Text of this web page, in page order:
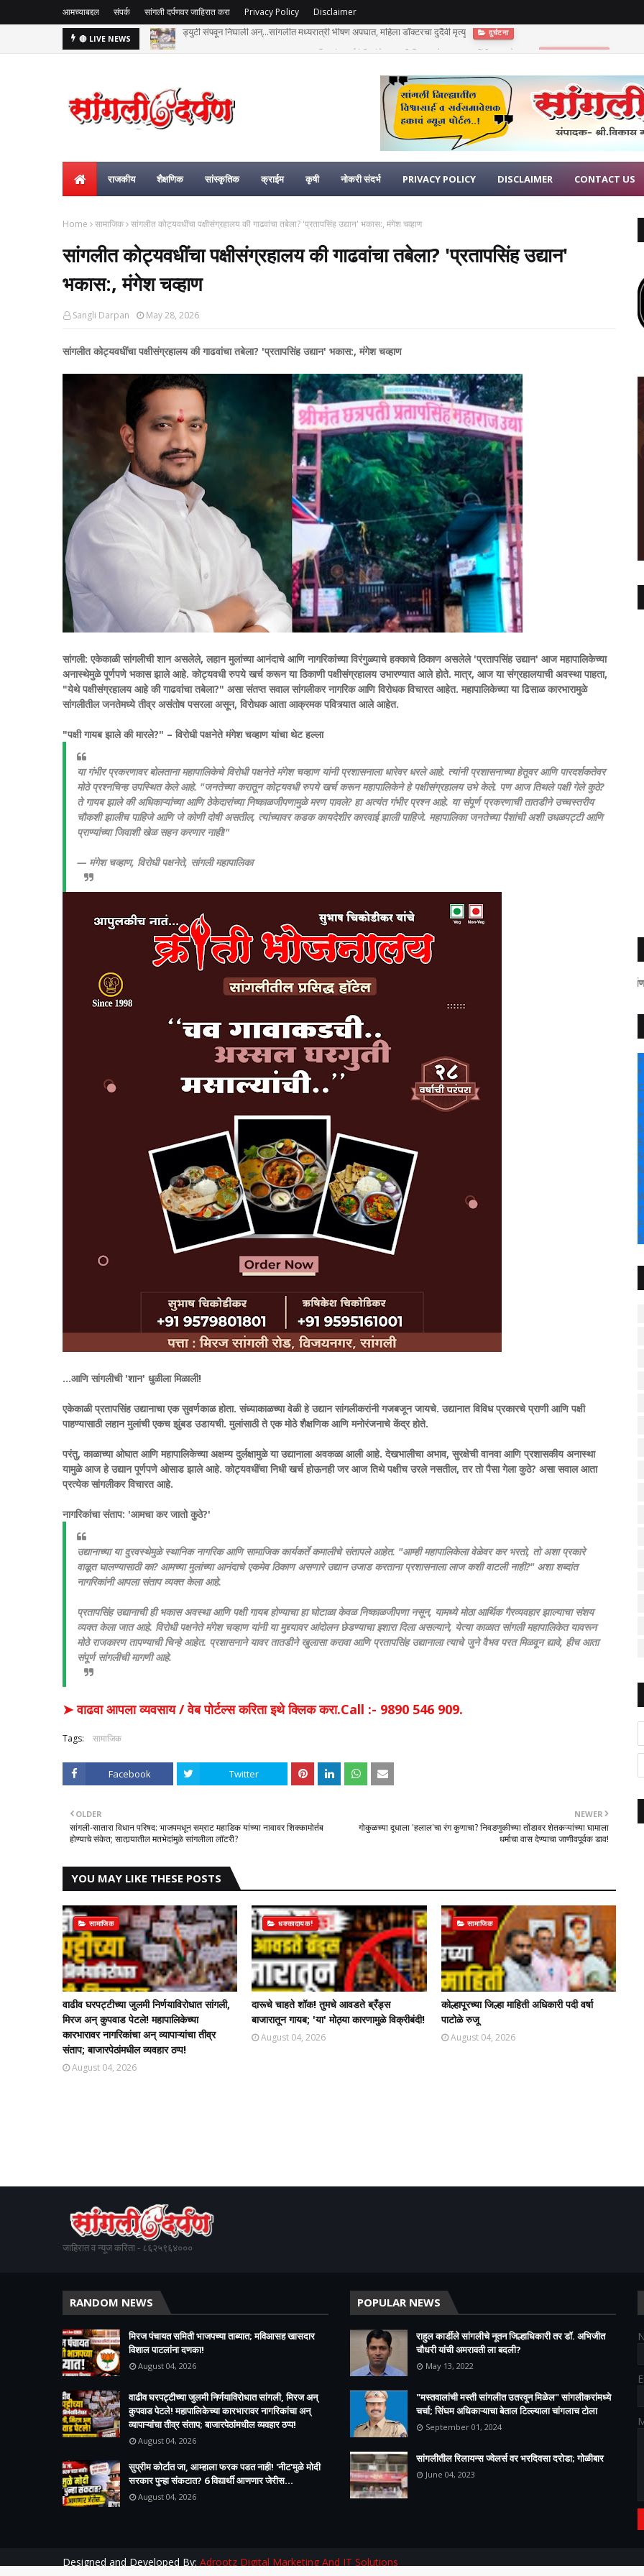
आमच्याबद्दल संपर्क सांगली दर्पणवर जाहिरात करा Privacy Policy Disclaimer
🔴 LIVE NEWS हसतमुख तरुण काळाच्या पडद्याआड: अक्षय विष्णुपंत सूर्यवंशी यांचे अकाली निधन; दोन लहान मुलींनी गमावले छत्र
राजकीय शैक्षणिक सांस्कृतिक क्राईम कृषी नोकरी संदर्भ PRIVACY POLICY DISCLAIMER CONTACT US
Home सामाजिक सांगलीत कोट्यवधींचा पक्षीसंग्रहालय की गाढवांचा तबेला? 'प्रतापसिंह उद्यान' भकास:, मंगेश चव्हाण
सांगलीत कोट्यवधींचा पक्षीसंग्रहालय की गाढवांचा तबेला? 'प्रतापसिंह उद्यान'
भकास:, मंगेश चव्हाण
Sangli Darpan May 28, 2026
सांगलीत कोट्यवधींचा पक्षीसंग्रहालय की गाढवांचा तबेला? 'प्रतापसिंह उद्यान' भकास:, मंगेश चव्हाण
​सांगली: एकेकाळी सांगलीची शान असलेले, लहान मुलांच्या आनंदाचे आणि नागरिकांच्या विरंगुळ्याचे हक्काचे ठिकाण असलेले 'प्रतापसिंह उद्यान' आज महापालिकेच्या
अनास्थेमुळे पूर्णपणे भकास झाले आहे. कोट्यवधी रुपये खर्च करून या ठिकाणी पक्षीसंग्रहालय उभारण्यात आले होते. मात्र, आज या संग्रहालयाची अवस्था पाहता,
"येथे पक्षीसंग्रहालय आहे की गाढवांचा तबेला?" असा संतप्त सवाल सांगलीकर नागरिक आणि विरोधक विचारत आहेत. ​महापालिकेच्या या ढिसाळ कारभारामुळे
सांगलीतील जनतेमध्ये तीव्र असंतोष पसरला असून, विरोधक आता आक्रमक पवित्र्यात आले आहेत.
​"पक्षी गायब झाले की मारले?" – विरोधी पक्षनेते मंगेश चव्हाण यांचा थेट हल्ला
या गंभीर प्रकरणावर बोलताना महापालिकेचे विरोधी पक्षनेते मंगेश चव्हाण यांनी प्रशासनाला धारेवर धरले आहे. त्यांनी प्रशासनाच्या हेतूवर आणि पारदर्शकतेवर
मोठे प्रश्नचिन्ह उपस्थित केले आहे. "जनतेच्या करातून कोट्यवधी रुपये खर्च करून महापालिकेने हे पक्षीसंग्रहालय उभे केले. पण आज तिथले पक्षी गेले कुठे?
ते गायब झाले की अधिकाऱ्यांच्या आणि ठेकेदारांच्या निष्काळजीपणामुळे मरण पावले? हा अत्यंत गंभीर प्रश्न आहे. या संपूर्ण प्रकरणाची तातडीने उच्चस्तरीय
चौकशी झालीच पाहिजे आणि जे कोणी दोषी असतील, त्यांच्यावर कडक कायदेशीर कारवाई झाली पाहिजे. महापालिका जनतेच्या पैशांची अशी उधळपट्टी आणि
प्राण्यांच्या जिवाशी खेळ सहन करणार नाही!"
— मंगेश चव्हाण, विरोधी पक्षनेते, सांगली महापालिका
​...आणि सांगलीची 'शान' धुळीला मिळाली!
​एकेकाळी प्रतापसिंह उद्यानाचा एक सुवर्णकाळ होता. संध्याकाळच्या वेळी हे उद्यान सांगलीकरांनी गजबजून जायचे. उद्यानात विविध प्रकारचे प्राणी आणि पक्षी
पाहण्यासाठी लहान मुलांची एकच झुंबड उडायची. मुलांसाठी ते एक मोठे शैक्षणिक आणि मनोरंजनाचे केंद्र होते.
​परंतु, काळाच्या ओघात आणि महापालिकेच्या अक्षम्य दुर्लक्षामुळे या उद्यानाला अवकळा आली आहे. देखभालीचा अभाव, सुरक्षेची वानवा आणि प्रशासकीय अनास्था
यामुळे आज हे उद्यान पूर्णपणे ओसाड झाले आहे. कोट्यवधींचा निधी खर्च होऊनही जर आज तिथे पक्षीच उरले नसतील, तर तो पैसा गेला कुठे? असा सवाल आता
प्रत्येक सांगलीकर विचारत आहे.
नागरिकांचा संताप: 'आमचा कर जातो कुठे?'
उद्यानाच्या या दुरवस्थेमुळे स्थानिक नागरिक आणि सामाजिक कार्यकर्ते कमालीचे संतापले आहेत. "आम्ही महापालिकेला वेळेवर कर भरतो, तो अशा प्रकारे
वाळूत घालण्यासाठी का? आमच्या मुलांच्या आनंदाचे एकमेव ठिकाण असणारे उद्यान उजाड करताना प्रशासनाला लाज कशी वाटली नाही?" अशा शब्दांत
नागरिकांनी आपला संताप व्यक्त केला आहे.
प्रतापसिंह उद्यानाची ही भकास अवस्था आणि पक्षी गायब होण्याचा हा घोटाळा केवळ निष्काळजीपणा नसून, यामध्ये मोठा आर्थिक गैरव्यवहार झाल्याचा संशय
व्यक्त केला जात आहे. विरोधी पक्षनेते मंगेश चव्हाण यांनी या मुद्द्यावर आंदोलन छेडण्याचा इशारा दिला असल्याने, येत्या काळात सांगली महापालिकेत यावरून
मोठे राजकारण तापण्याची चिन्हे आहेत. ​प्रशासनाने यावर तातडीने खुलासा करावा आणि प्रतापसिंह उद्यानाला त्याचे जुने वैभव परत मिळवून द्यावे, हीच आता
संपूर्ण सांगलीची मागणी आहे.
➤ वाढवा आपला व्यवसाय / वेब पोर्टल्स करिता इथे क्लिक करा.Call :- 9890 546 909.
Tags: सामाजिक
Facebook Twitter
NEWER
गोकुळच्या दूधाला 'हलाल'चा रंग कुणाचा? निवडणुकीच्या तोंडावर शेतकऱ्यांच्या घामाला
धर्माचा वास देण्याचा जाणीवपूर्वक डाव!
OLDER
सांगली-सातारा विधान परिषद: भाजपमधून सम्राट महाडिक यांच्या नावावर शिक्कामोर्तब
होण्याचे संकेत; सातार्‍यातील मतभेदांमुळे सांगलीला लॉटरी?
YOU MAY LIKE THESE POSTS
सामाजिक
वाढीव घरपट्टीच्या जुलमी निर्णयाविरोधात सांगली,
मिरज अन् कुपवाड पेटले! महापालिकेच्या
कारभारावर नागरिकांचा अन् व्यापाऱ्यांचा तीव्र
संताप; बाजारपेठांमधील व्यवहार ठप्प!​
August 04, 2026
धक्कादायक!
दारूचे चाहते शॉक! तुमचे आवडते ब्रँड्स
बाजारातून गायब; 'या' मोठ्या कारणामुळे विक्रीबंदी!
August 04, 2026
सामाजिक
कोल्हापूरच्या जिल्हा माहिती अधिकारी पदी वर्षा
पाटोळे रुजू
August 04, 2026
" सांगली दर्पण न्यूज वर
+
°
C
+
+
जाहिरात व न्यूज करिता - ८६२५९६४०००
RANDOM NEWS
मिरज पंचायत समिती भाजपच्या ताब्यात; मविआसह खासदार
विशाल पाटलांना दणका!
August 04, 2026
वाढीव घरपट्टीच्या जुलमी निर्णयाविरोधात सांगली, मिरज अन्
कुपवाड पेटले! महापालिकेच्या कारभारावर नागरिकांचा अन्
व्यापाऱ्यांचा तीव्र संताप; बाजारपेठांमधील व्यवहार ठप्प!​
August 04, 2026
सुप्रीम कोर्टात जा, आम्हाला फरक पडत नाही! 'नीट'मुळे मोदी
सरकार पुन्हा संकटात? 6 विद्यार्थी आणणार जेरीस...
August 04, 2026
POPULAR NEWS
राहुल कार्डीले सांगलीचे नूतन जिल्हाधिकारी तर डॉ. अभिजीत
चौधरी यांची अमरावती ला बदली?
May 13, 2022
"मस्तवालांची मस्ती सांगलीत उतरवून मिळेल" सांगलीकरांमध्ये
चर्चा; सिंघम अधिकाऱ्याचा बेताल टिल्ल्याला चांगलाच टोला
September 01, 2024
सांगलीतील रिलायन्स ज्वेलर्स वर भरदिवसा दरोडा; गोळीबार
June 04, 2023
Designed and Developed By: Adrootz Digital Marketing And IT Solutions